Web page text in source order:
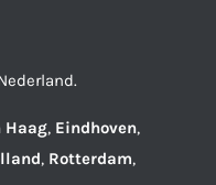
Haag, Eindhoven,
, Rotterdam,